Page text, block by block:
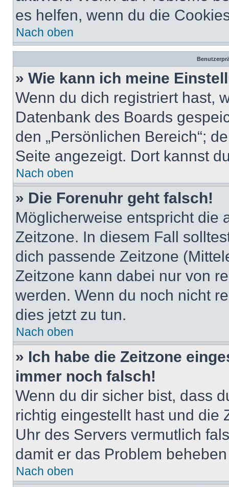
es helfen, wenn du die
Nach oben
» Wie kann ich meine
Wenn du dich registriert hast,
Datenbank des Boards
den „Persönlichen Bereich“;
Seite angezeigt. Dort kannst
Nach oben
» Die Forenuhr geht falsch!
Möglicherweise entspricht die
Zeitzone. In diesem Fall
dich passende Zeitzone
Zeitzone kann dabei nur von
werden. Wenn du noch nicht
dies jetzt zu tun.
Nach oben
» Ich habe die Zeitzone
immer noch falsch!
Wenn du dir sicher bist, dass
richtig eingestellt hast und die
Uhr des Servers vermutlich
damit er das Problem
Nach oben